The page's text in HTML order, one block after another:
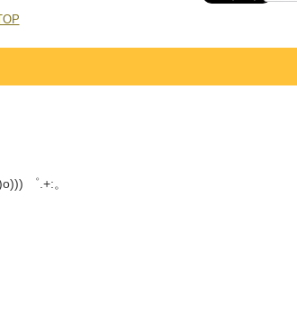
゜.+:。